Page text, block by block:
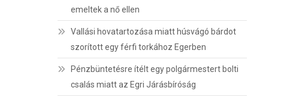
emeltek a nő ellen
Vallási hovatartozása miatt húsvágó bárdot
szorított egy férfi torkához Egerben
Pénzbüntetésre ítélt egy polgármestert bolti
csalás miatt az Egri Járásbíróság